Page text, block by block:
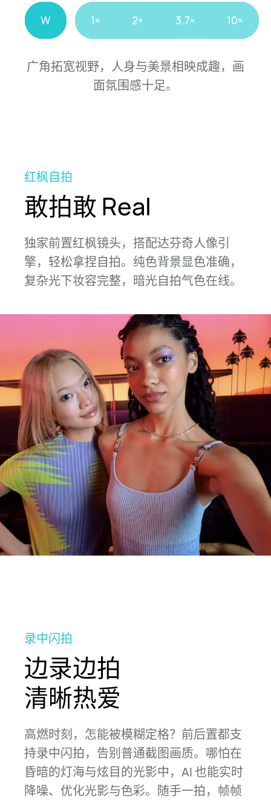
W 1× 2× 3.7× 10×
广角拓宽视野，人身与美景相映成趣，画
面氛围感十足。
红枫自拍
敢拍敢 Real
独家前置红枫镜头，搭配达芬奇人像引
擎，轻松拿捏自拍。纯色背景显色准确，
复杂光下妆容完整，暗光自拍气色在线。
录中闪拍
边录边拍
清晰热爱
高燃时刻，怎能被模糊定格？前后置都支
持录中闪拍，告别普通截图画质。 哪怕在
昏暗的灯海与炫目的光影中，AI 也能实时
降噪、优化光影与色彩。 随手一拍，帧帧